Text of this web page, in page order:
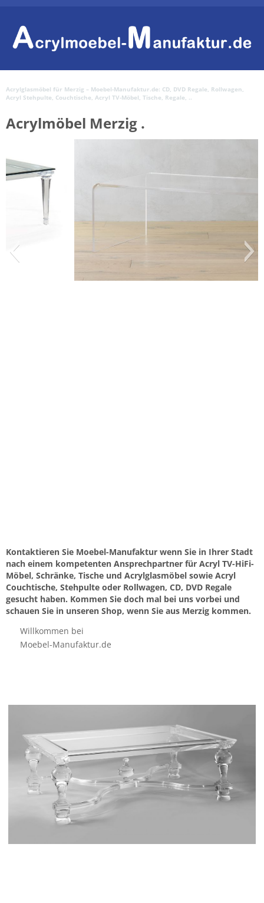
Acrylglasmöbel für Merzig – Moebel-Manufaktur.de: CD, DVD Regale, Rollwagen,
Acryl Stehpulte, Couchtische, Acryl TV-Möbel, Tische, Regale, ..
Acrylmöbel Merzig .
Kontaktieren Sie Moebel-Manufaktur wenn Sie in Ihrer Stadt
nach einem kompetenten Ansprechpartner für Acryl TV-HiFi-
Möbel, Schränke, Tische und Acrylglasmöbel sowie Acryl
Couchtische, Stehpulte oder Rollwagen, CD, DVD Regale
gesucht haben. Kommen Sie doch mal bei uns vorbei und
schauen Sie in unseren Shop, wenn Sie aus Merzig kommen.
Willkommen bei
Moebel-Manufaktur.de